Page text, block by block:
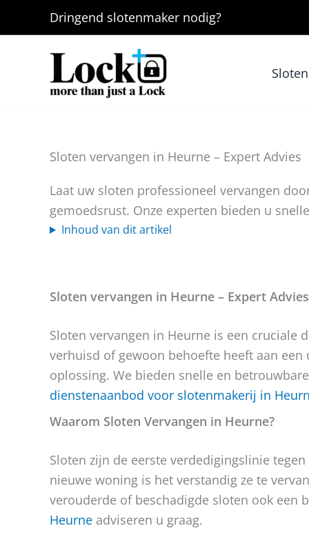
Dringend slotenmaker nodig?
Sloten vervangen in Heurne – Expert Advies
Laat uw sloten professioneel vervangen
gemoedsrust. Onze experten bieden u
Inhoud van dit artikel
Sloten vervangen in Heurne – Expert Advies
Sloten vervangen in Heurne is een
verhuisd of gewoon behoefte heeft aan
oplossing. We bieden snelle en
dienstenaanbod voor slotenmakerij in
Waarom Sloten Vervangen in Heurne?
Sloten zijn de eerste verdedigingslinie
nieuwe woning is het verstandig ze te
verouderde of beschadigde sloten ook een
Heurne adviseren u graag.